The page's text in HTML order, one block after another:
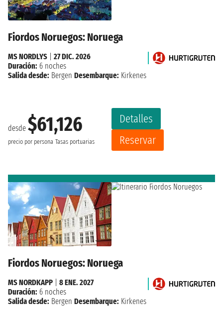
Fiordos Noruegos: Noruega
desde $61,126
precio por persona Tasas portuarias
Detalles
Reservar
MS NORDLYS
27 DIC. 2026
Duración: 6 noches
Salida desde: Bergen Desembarque: Kirkenes
Fiordos Noruegos: Noruega
MS NORDKAPP
8 ENE. 2027
Duración: 6 noches
Salida desde: Bergen Desembarque: Kirkenes